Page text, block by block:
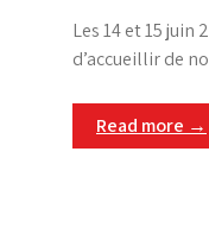
Les 14 et 15 juin
d’accueillir de
Read more →